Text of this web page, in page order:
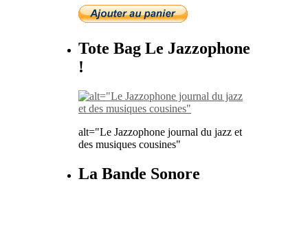
Tote Bag Le Jazzophone
!
alt="Le Jazzophone journal du jazz et
des musiques cousines"
La Bande Sonore